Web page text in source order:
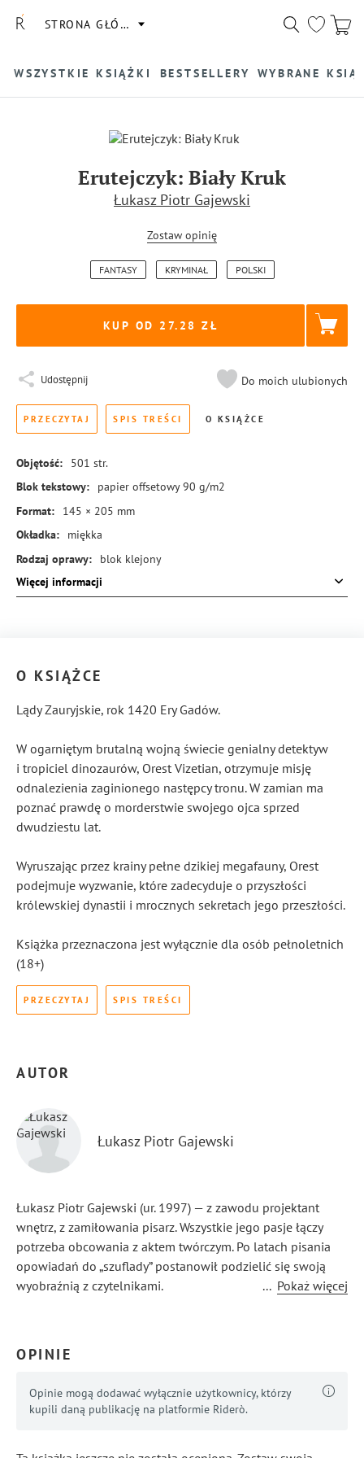
STRONA GŁÓWNA
WSZYSTKIE KSIĄŻKI BESTSELLERY WYBRANE
Erutejczyk: Biały Kruk
Łukasz Piotr Gajewski
Zostaw opinię
FANTASY KRYMINAŁ POLSKI
KUP OD 27.28
Udostępnij Do moich ulubionych
PRZECZYTAJ SPIS TREŚCI O KSIĄŻCE
Objętość: 501 str.
Blok tekstowy:
papier offsetowy 90 g/m2
Format:
145 × 205 mm
Okładka:
miękka
Rodzaj oprawy:
blok klejony
ISBN:
978-83-8455-455-5
Więcej informacji
O KSIĄŻCE
Lądy Zauryjskie, rok 1420 Ery Gadów.
W ogarniętym brutalną wojną świecie genialny detektyw
i tropiciel dinozaurów, Orest Vizetian, otrzymuje misję
odnalezienia zaginionego następcy tronu. W zamian ma
poznać prawdę o morderstwie swojego ojca sprzed
dwudziestu lat.
Wyruszając przez krainy pełne dzikiej megafauny, Orest
podejmuje wyzwanie, które zadecyduje o przyszłości
królewskiej dynastii i mrocznych sekretach jego przeszłości.
Książka przeznaczona jest wyłącznie dla osób pełnoletnich
(18+)
PRZECZYTAJ SPIS TREŚCI
AUTOR
Łukasz Piotr Gajewski
Łukasz Piotr Gajewski (ur. 1997) — z zawodu projektant
wnętrz, z zamiłowania pisarz. Wszystkie jego pasje łączy
potrzeba obcowania z aktem twórczym. Po latach pisania
opowiadań do „szuflady” postanowił podzielić się swoją
wyobraźnią z czytelnikami.
... Pokaż więcej
OPINIE
Opinie mogą dodawać wyłącznie użytkownicy, którzy
kupili daną publikację na platformie Riderò.